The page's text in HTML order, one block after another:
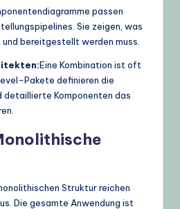
passen
Sie zeigen, was
bereitgestellt werden muss.
Eine Kombination ist oft
Pakete definieren die
detaillierte Komponenten das
Struktur reichen
Die gesamte Anwendung ist